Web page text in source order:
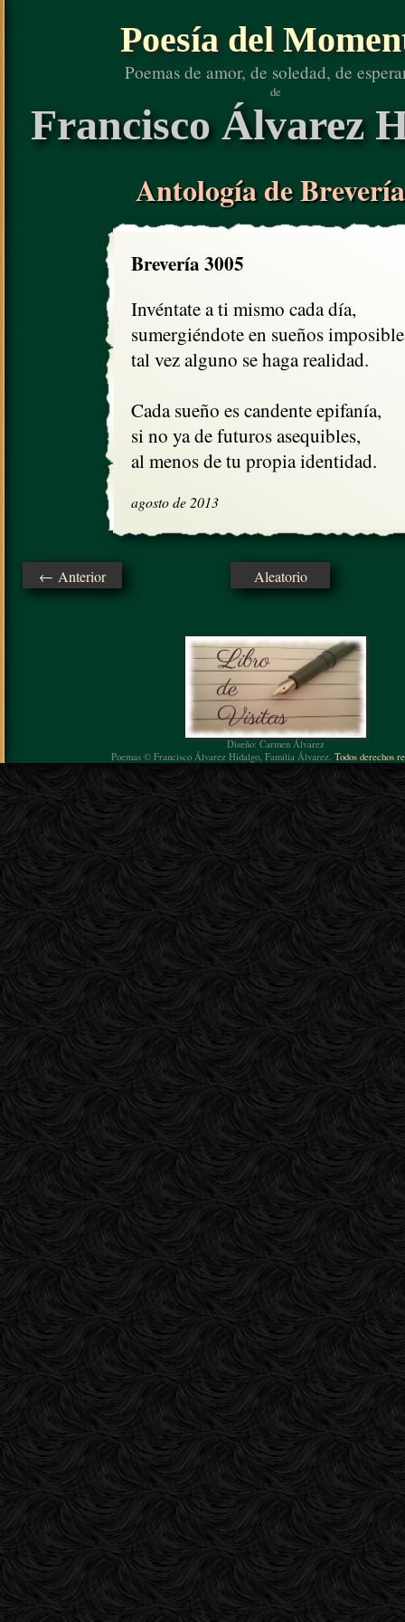
Poesía del
Poemas de amor, de soledad, de
de
Francisco Álvarez
Antología de
Brevería 3005
Invéntate a ti mismo cada día,
sumergiéndote en sueños
tal vez alguno se haga realidad.
Cada sueño es candente epifanía,
si no ya de futuros asequibles,
al menos de tu propia identidad.
agosto de 2013
← Anterior Aleatorio
Diseño: Carmen Álvarez
Poemas © Francisco Álvarez Hidalgo, Familia Álvarez. Todos derechos